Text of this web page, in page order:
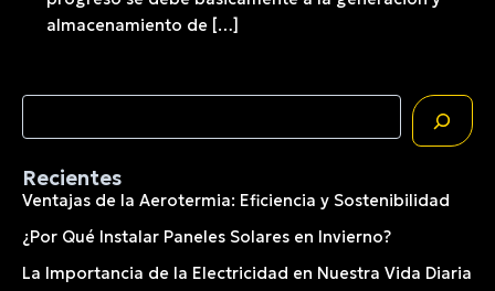
Buscar
Recientes
Ventajas de la Aerotermia: Eficiencia y Sostenibilidad
¿Por Qué Instalar Paneles Solares en Invierno?
La Importancia de la Electricidad en Nuestra Vida Diaria
almacenamiento de […]